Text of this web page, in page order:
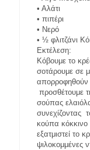
• Αλάτι
• πιπέρι
• Νερό
• ½ φλιτζάνι
Εκτέλεση:
Κόβουμε το
σοτάρουμε σε
προσθέτουμε
σούπας
συνεχίζοντας
κούπα
εξατμιστεί το
ψιλοκομμένες